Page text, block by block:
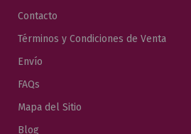
Contacto
Términos y Condiciones de Venta
Envío
FAQs
Mapa del Sitio
Blog